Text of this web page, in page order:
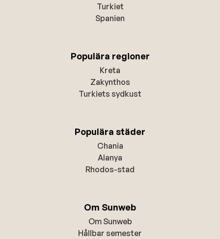
Turkiet
Spanien
Populära regioner
Kreta
Zakynthos
Turkiets sydkust
Populära städer
Chania
Alanya
Rhodos-stad
Om Sunweb
Om Sunweb
Hållbar semester